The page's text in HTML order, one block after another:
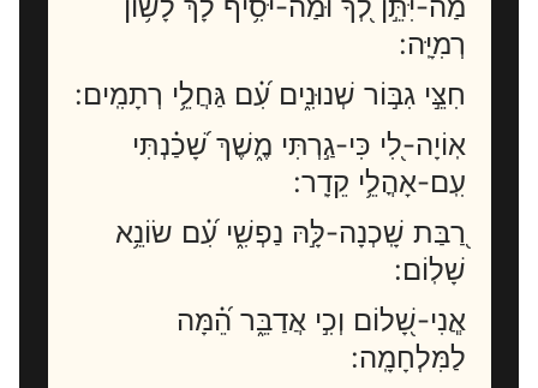
מַה-יִּתֵּ֣ן לְ֭ךָ וּמַה-יֹּסִ֥יף לָ֗ךְ לָשׁ֥וֹן
רְמִיָּֽה:
חִצֵּ֣י גִבּ֣וֹר שְׁנוּנִ֑ים עִ֝֗ם גַּחֲלֵ֥י רְתָמִֽים:
אֽוֹיָה-לִ֭י כִּי-גַ֣רְתִּי מֶ֑שֶׁךְ שָׁ֝כַ֗נְתִּי
עִֽם-אָהֳלֵ֥י קֵדָֽר:
רַ֭בַּת שָֽׁכְנָה-לָּ֣הּ נַפְשִׁ֑י עִ֝֗ם שׂוֹנֵ֥א
שָׁלֽוֹם:
אֲֽנִי-שָׁ֭לוֹם וְכִ֣י אֲדַבֵּ֑ר הֵ֝֗מָּה
לַמִּלְחָמָֽה: